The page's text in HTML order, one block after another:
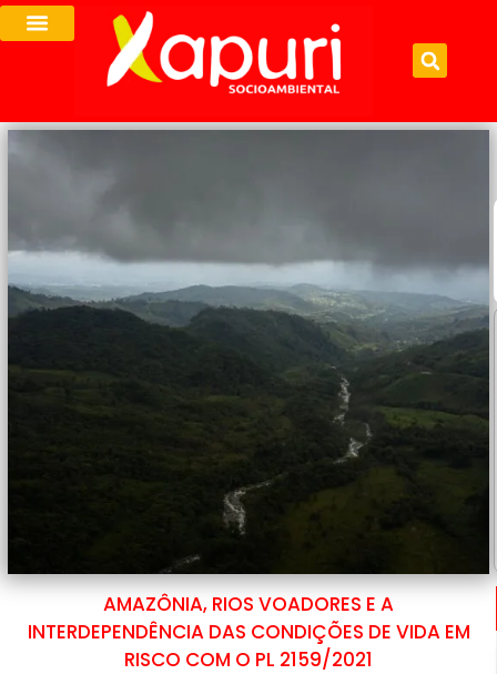
AMAZÔNIA, RIOS VOADORES E A
INTERDEPENDÊNCIA DAS CONDIÇÕES DE VIDA EM
RISCO COM O PL 2159/2021